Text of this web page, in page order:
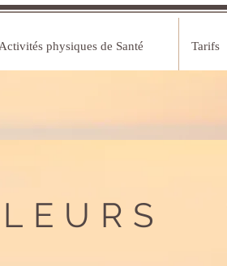
Activités physiques de Santé Tarifs